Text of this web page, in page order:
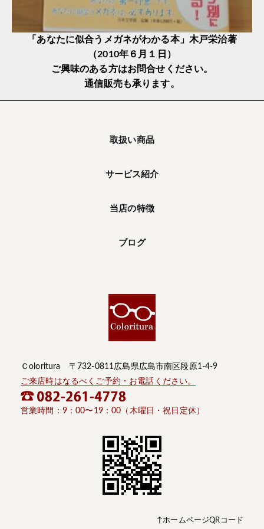
「あなたに似合うメガネがわかる本」木戸栄治著
（2010年６月１日）
ご興味のある方はお問合せください。
通信販売も承ります。
取扱い商品
サービス紹介
当店の特徴
ブログ
Ｃoloritura 〒732-0811広島県広島市南区段原1-4-9
ご来店時はなるべくご予約・お電話ください。
営業時間：9：00〜19：00（木曜日・祝日定休）
↑ホームページQRコード